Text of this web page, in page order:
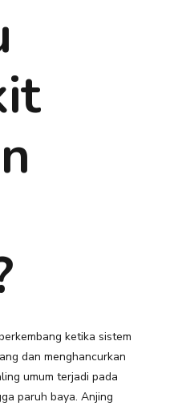
ketika sistem
dan menghancurkan
umum terjadi pada
paruh baya. Anjing